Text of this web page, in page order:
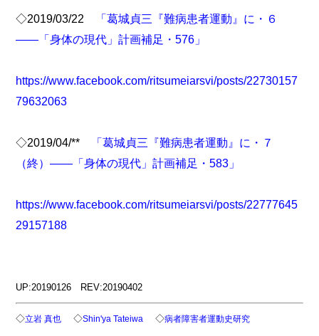
◇2019/03/22
「葛城貞三『難病患者運動』に・６
――「身体の現代」計画補足・576」
https://www.facebook.com/ritsumeiarsvi/posts/22730157
79632063
◇2019/04/**
「葛城貞三『難病患者運動』に・７
（終）――「身体の現代」計画補足・583」
https://www.facebook.com/ritsumeiarsvi/posts/22777645
29157188
UP:20190126 REV:20190402
◇立岩 真也 ◇Shin'ya Tateiwa ◇病者障害者運動史研究